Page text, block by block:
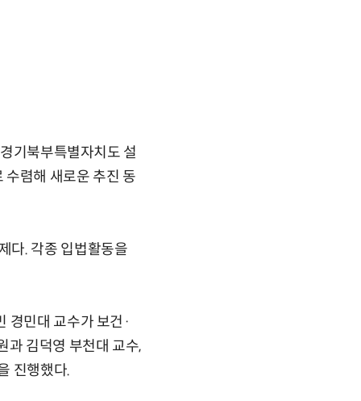
기북부특별자치도 설
수렴해 새로운 추진 동
다. 각종 입법활동을
경민대 교수가 보건·
과 김덕영 부천대 교수,
진행했다.